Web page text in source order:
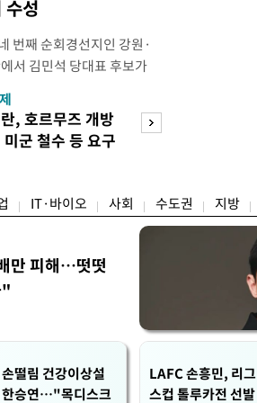
성
번째 순회경선지인 강원·
서 김민석 당대표 후보가
했다. 전날 제주·인천 권
섰다. 이에 따라 김 후보가
. 소병훈 민주당 중앙당 선
고 엑스코 호텔에서 열린
, 호르무즈 개방
미군 철수 등 요구
IT·바이오 사회 수도권 지방
만 피해…떳떳
"
손떨림 건강이상설
한승연…"목디스크
LAFC 손흥민, 리그
스컵 톨루카전 선발